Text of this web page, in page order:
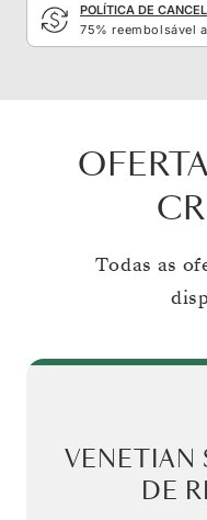
POLÍTICA DE
75% reembolsável
Todas as
VENETIAN
DE